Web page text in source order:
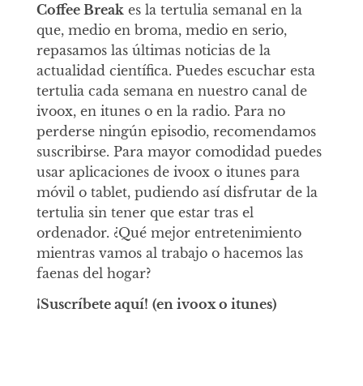
Coffee Break es la tertulia semanal en la
que, medio en broma, medio en serio,
repasamos las últimas noticias de la
actualidad científica. Puedes escuchar esta
tertulia cada semana en nuestro canal de
ivoox, en itunes o en la radio. Para no
perderse ningún episodio, recomendamos
suscribirse. Para mayor comodidad puedes
usar aplicaciones de ivoox o itunes para
móvil o tablet, pudiendo así disfrutar de la
tertulia sin tener que estar tras el
ordenador. ¿Qué mejor entretenimiento
mientras vamos al trabajo o hacemos las
faenas del hogar?
¡Suscríbete aquí! (en ivoox o itunes)